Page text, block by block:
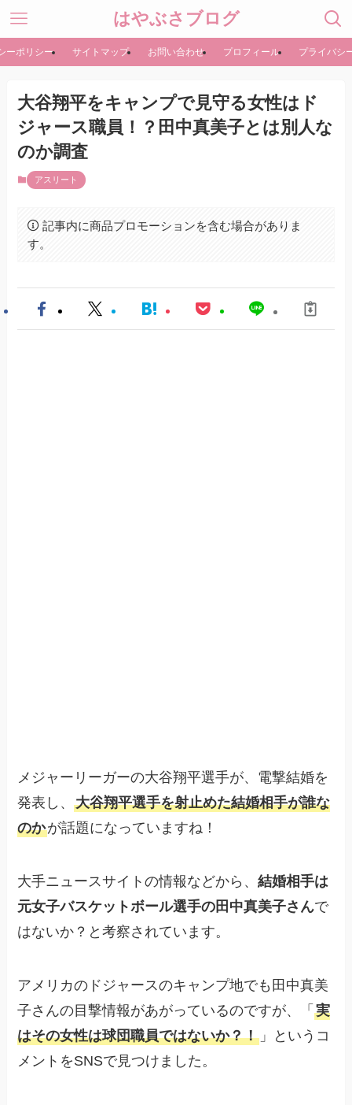
はやぶさブログ
ーポリシー サイトマップ お問い合わせ プロフィール プライバシ
大谷翔平をキャンプで見守る女性はド
ジャース職員！？田中真美子とは別人な
のか調査
アスリート
記事内に商品プロモーションを含む場合がありま
す。
メジャーリーガーの大谷翔平選手が、電撃結婚を
発表し、大谷翔平選手を射止めた結婚相手が誰な
のかが話題になっていますね！
大手ニュースサイトの情報などから、結婚相手は
元女子バスケットボール選手の田中真美子さんで
はないか？と考察されています。
アメリカのドジャースのキャンプ地でも田中真美
子さんの目撃情報があがっているのですが、「実
はその女性は球団職員ではないか？！ 」というコ
メントをSNSで見つけました。